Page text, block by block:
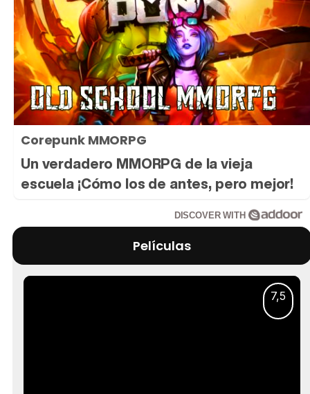
Corepunk MMORPG
Un verdadero MMORPG de la vieja
escuela ¡Cómo los de antes, pero mejor!
DISCOVER WITH
Películas
7,5